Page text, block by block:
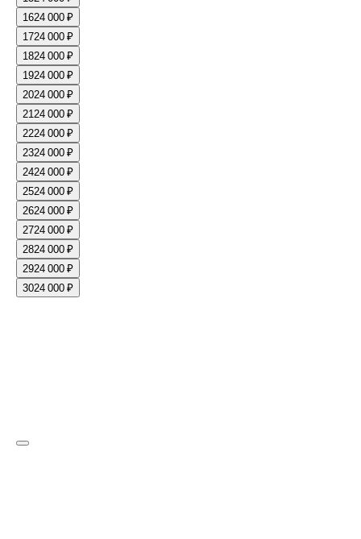
1624 000 ₽
1724 000 ₽
1824 000 ₽
1924 000 ₽
2024 000 ₽
2124 000 ₽
2224 000 ₽
2324 000 ₽
2424 000 ₽
2524 000 ₽
2624 000 ₽
2724 000 ₽
2824 000 ₽
2924 000 ₽
3024 000 ₽